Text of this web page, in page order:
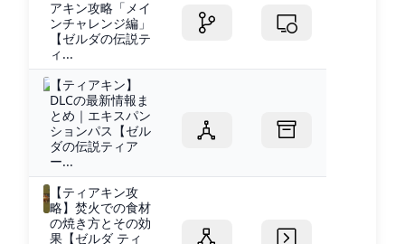
アキン攻略「メイ
ンチャレンジ編」
【ゼルダの伝説テ
ィ...
【ティアキン】
DLCの最新情報ま
とめ｜エキスパン
ションパス【ゼル
ダの伝説ティア
ー...
【ティアキン攻
略】焚火での食材
の焼き方とその効
果【ゼルダ ティ